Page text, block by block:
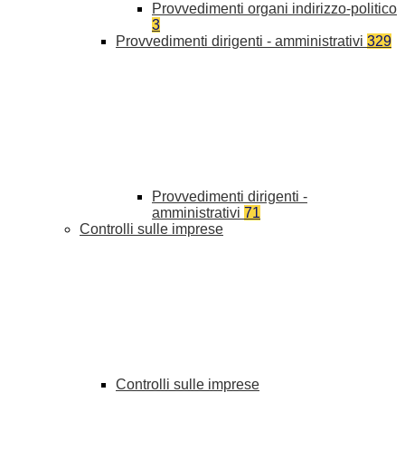
Provvedimenti organi indirizzo-politico
3
Provvedimenti dirigenti - amministrativi 329
Provvedimenti dirigenti -
amministrativi 71
Controlli sulle imprese
Controlli sulle imprese